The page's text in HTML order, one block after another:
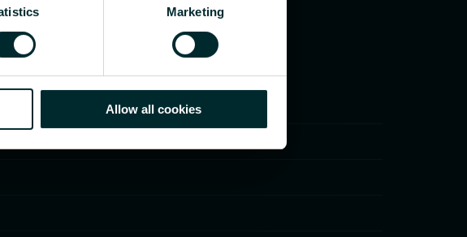
Marketing
Allow all cookies